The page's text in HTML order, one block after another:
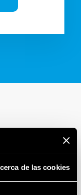
de las cookies